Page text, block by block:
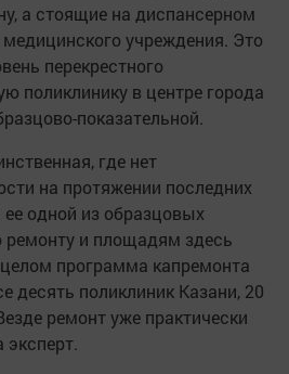
а стоящие на диспансерном
учреждения. Это
перекрестного
поликлинику в центре города
показательной.
где нет
на протяжении последних
одной из образцовых
ремонту и площадям здесь
программа капремонта
десять поликлиник Казани, 20
ремонт уже практически
эксперт.